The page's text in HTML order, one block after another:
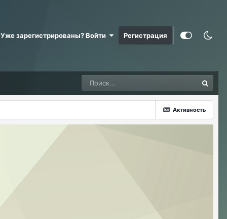
Уже зарегистрированы? Войти Регистрация
Активность